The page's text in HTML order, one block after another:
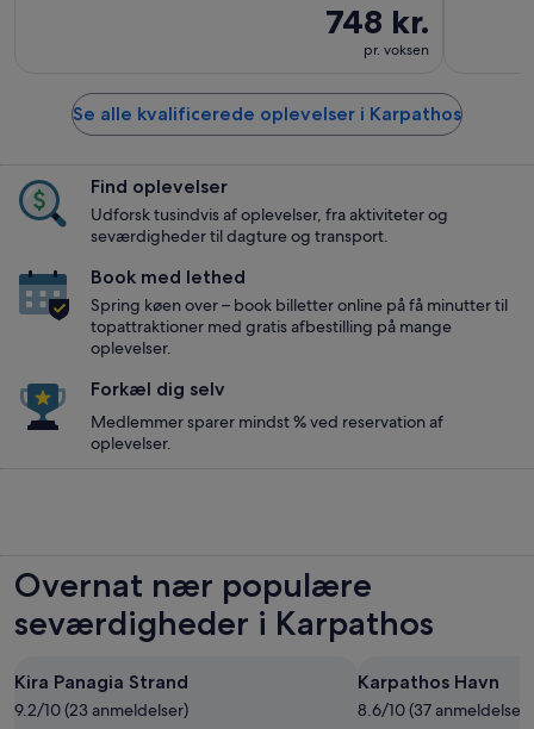
748 kr.
pr. voksen
Se alle kvalificerede oplevelser i Karpathos
Find oplevelser
Udforsk tusindvis af oplevelser, fra aktiviteter og
seværdigheder til dagture og transport.
Book med lethed
Spring køen over – book billetter online på få minutter til
topattraktioner med gratis afbestilling på mange
oplevelser.
Forkæl dig selv
Medlemmer sparer mindst % ved reservation af
oplevelser.
Overnat nær populære
seværdigheder i Karpathos
Kira Panagia Strand
9.2/10 (23 anmeldelser)
Karpathos Havn
8.6/10 (37 anmeldelser)